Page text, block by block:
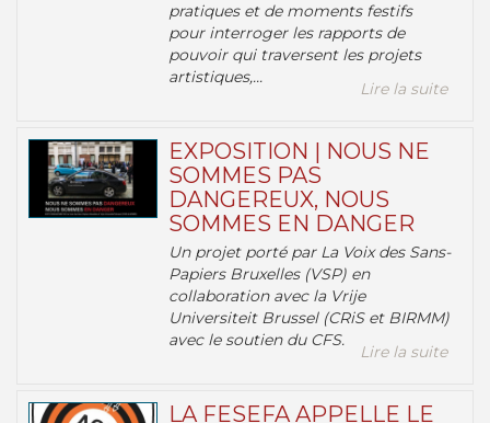
pratiques et de moments festifs
pour interroger les rapports de
pouvoir qui traversent les projets
artistiques,...
Lire la suite
EXPOSITION | NOUS NE
SOMMES PAS
DANGEREUX, NOUS
SOMMES EN DANGER
Un projet porté par La Voix des Sans-
Papiers Bruxelles (VSP) en
collaboration avec la Vrije
Universiteit Brussel (CRiS et BIRMM)
avec le soutien du CFS.
Lire la suite
LA FESEFA APPELLE LE